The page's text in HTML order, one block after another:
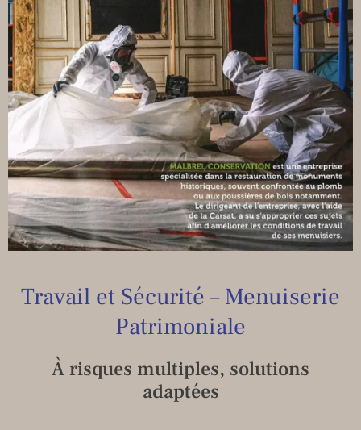
Travail et Sécurité – Menuiserie
Patrimoniale
À risques multiples, solutions
adaptées